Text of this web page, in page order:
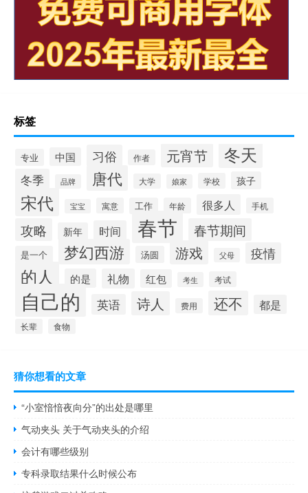
标签
专业 中国 习俗 作者 元宵节 冬天
冬季 品牌 唐代 大学 娘家 学校 孩子
宋代 宝宝 寓意 工作 年龄 很多人 手机
攻略 新年 时间 春节 春节期间
是一个 梦幻西游 汤圆 游戏 父母 疫情
的人 的是 礼物 红包 考生 考试
自己的 英语 诗人 费用 还不 都是
长辈 食物
猜你想看的文章
“小室愔愔夜向分”的出处是哪里
气动夹头 关于气动夹头的介绍
会计有哪些级别
专科录取结果什么时候公布